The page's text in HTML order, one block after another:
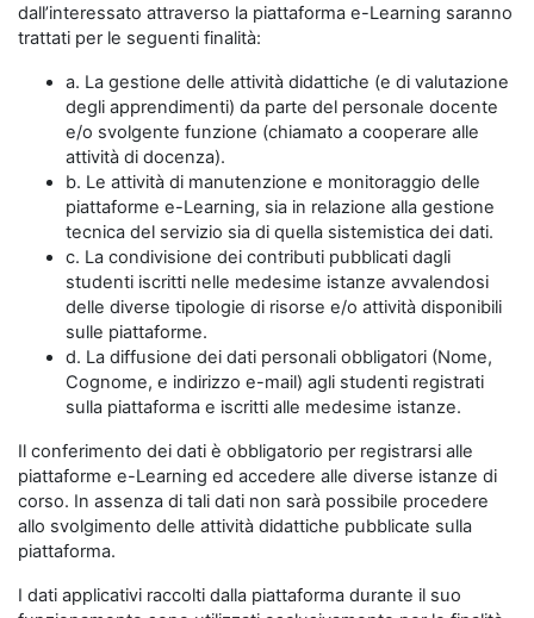
dall’interessato attraverso la piattaforma e-Learning saranno
trattati per le seguenti finalità:
a. La gestione delle attività didattiche (e di valutazione
degli apprendimenti) da parte del personale docente
e/o svolgente funzione (chiamato a cooperare alle
attività di docenza).
b. Le attività di manutenzione e monitoraggio delle
piattaforme e-Learning, sia in relazione alla gestione
tecnica del servizio sia di quella sistemistica dei dati.
c. La condivisione dei contributi pubblicati dagli
studenti iscritti nelle medesime istanze avvalendosi
delle diverse tipologie di risorse e/o attività disponibili
sulle piattaforme.
d. La diffusione dei dati personali obbligatori (Nome,
Cognome, e indirizzo e-mail) agli studenti registrati
sulla piattaforma e iscritti alle medesime istanze.
Il conferimento dei dati è obbligatorio per registrarsi alle
piattaforme e-Learning ed accedere alle diverse istanze di
corso. In assenza di tali dati non sarà possibile procedere
allo svolgimento delle attività didattiche pubblicate sulla
piattaforma.
I dati applicativi raccolti dalla piattaforma durante il suo